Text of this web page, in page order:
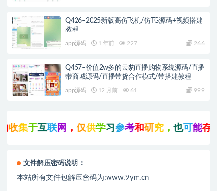
Q426–2025新版高仿飞机/仿TG源码+视频搭建
教程
app源码 1 年前 227 26.6
Q457–价值2w多的云豹直播购物系统源码/直播
带商城源码/直播带货合作模式/带搭建教程
app源码 12 月前 61 99.9
集于互联网， 仅供学习参考和研究， 也可能存在
文件解压密码说明：
本站所有文件包解压密码为:www.9ym.cn